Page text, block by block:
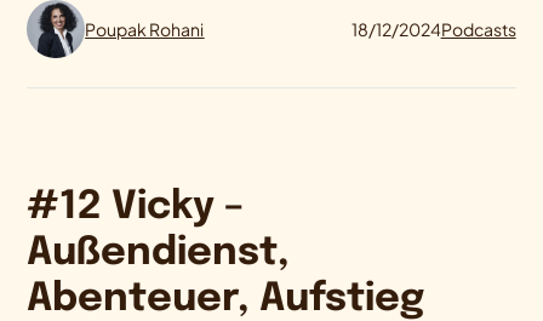
18/12/2024Podcasts
Poupak Rohani
#12 Vicky –
Außendienst,
Abenteuer, Aufstieg